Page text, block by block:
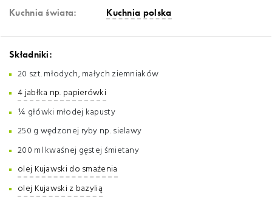
Kuchnia świata:
Kuchnia polska
Składniki:
20 szt. młodych, małych ziemniaków
4 jabłka np. papierówki
¼ główki młodej kapusty
250 g wędzonej ryby np. sielawy
200 ml kwaśnej gęstej śmietany
olej Kujawski do smażenia
olej Kujawski z bazylią